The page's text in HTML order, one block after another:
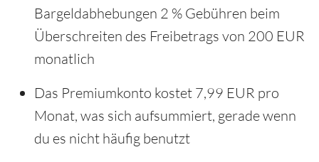
Bargeldabhebungen 2 % Gebühren beim
Überschreiten des Freibetrags von 200 EUR
monatlich
Das Premiumkonto kostet 7,99 EUR pro
Monat, was sich aufsummiert, gerade wenn
du es nicht häufig benutzt